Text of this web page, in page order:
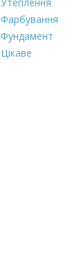
Фарбування
Фундамент
Цікаве